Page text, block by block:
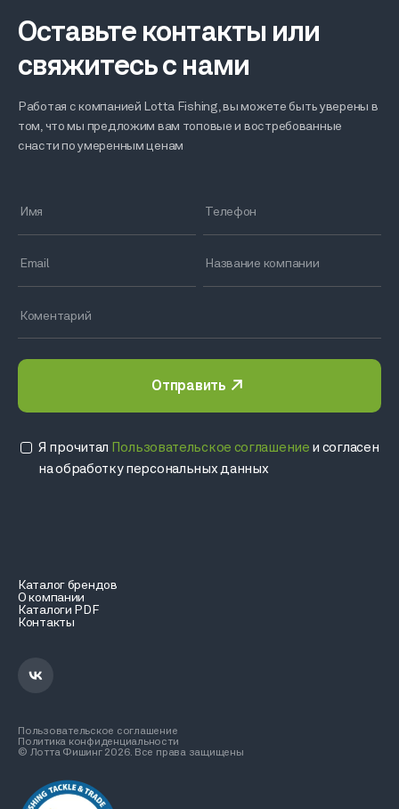
Каталог брендов
О компании
Каталоги PDF
Контакты
Пользовательское соглашение
Политика конфиденциальности
© Лотта Фишинг 2026. Все права защищены
Оставьте контакты или
свяжитесь с нами
Работая с компанией Lotta Fishing, вы можете быть уверены в
том, что мы предложим вам топовые и востребованные
снасти по умеренным ценам
Отправить
Я прочитал Пользовательское соглашение и согласен
на обработку персональных данных